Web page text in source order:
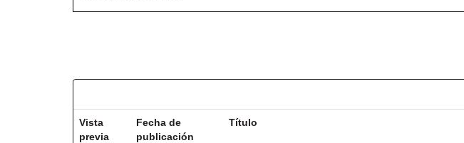
Vista
previa
Fecha de
publicación
Título